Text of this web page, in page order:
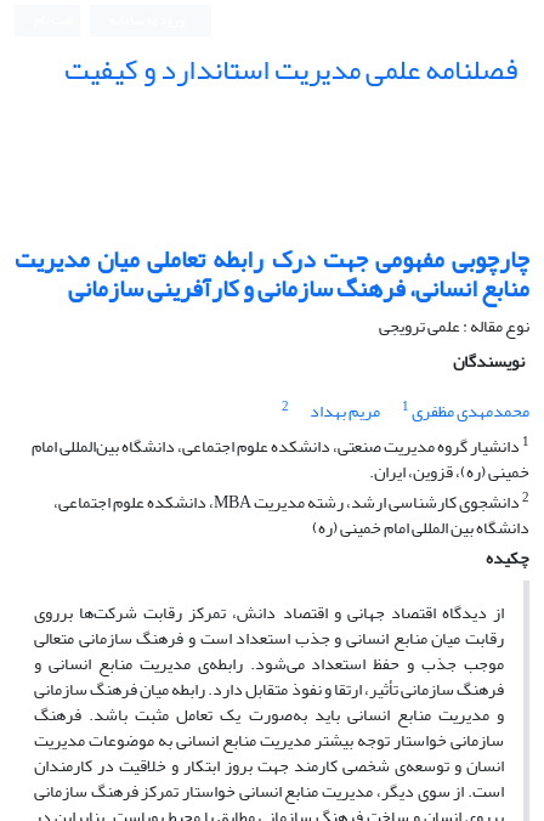
فصلنامه علمی مدیریت استاندارد و کیفیت
چارچوبی مفهومی جهت درک رابطه تعاملی میان مدیریت
منابع انسانی، فرهنگ سازمانی و کارآفرینی سازمانی
نوع مقاله : علمی ترویجی
نویسندگان
محمدمهدی مظفری1 مریم بهداد
2
1 دانشیار گروه مدیریت صنعتی، دانشکده علوم اجتماعی، دانشگاه بین‌المللی امام
خمینی (ره)، قزوین، ایران.
2 دانشجوی کارشناسی ارشد، رشته مدیریت MBA، دانشکده علوم اجتماعی،
دانشگاه بین المللی امام خمینی (ره)
چکیده
از دیدگاه اقتصاد جهانی و اقتصاد دانش، تمرکز رقابت شرکت‌ها بر‌روی
رقابت میان منابع انسانی و جذب استعداد است و فرهنگ سازمانی متعالی
موجب جذب و حفظ استعداد می‌شود. رابطه‌ی مدیریت منابع انسانی و
فرهنگ سازمانی تأثیر، ارتقا و نفوذ متقابل دارد. رابطه میان فرهنگ سازمانی
و مدیریت منابع انسانی باید به‌صورت یک تعامل مثبت باشد. فرهنگ
سازمانی خواستار توجه بیشتر مدیریت منابع انسانی به موضوعات مدیریت
انسان و توسعه‌ی شخصی کارمند جهت بروز ابتکار و خلاقیت در کارمندان
است. از سوی دیگر، مدیریت منابع انسانی خواستار تمرکز فرهنگ سازمانی